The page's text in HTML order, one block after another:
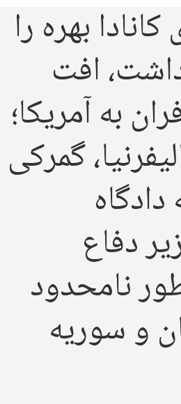
بهره را
افت
به آمریکا؛
گمرکی
دفاع
نامحدود
و سوریه